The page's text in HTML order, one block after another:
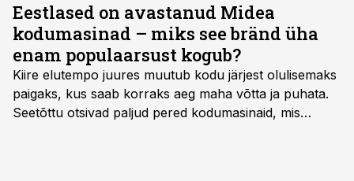
Eestlased on avastanud Midea
kodumasinad – miks see bränd üha
enam populaarsust kogub?
Kiire elutempo juures muutub kodu järjest olulisemaks
paigaks, kus saab korraks aeg maha võtta ja puhata.
Seetõttu otsivad paljud pered kodumasinaid, mis